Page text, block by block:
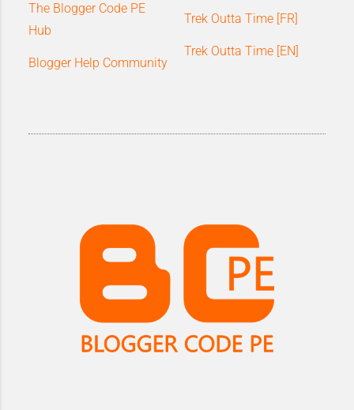
The Blogger Code PE
Hub
Blogger Help Community
Trek Outta Time [FR]
Trek Outta Time [EN]